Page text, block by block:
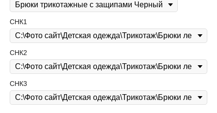
СНК1
СНК2
СНК3